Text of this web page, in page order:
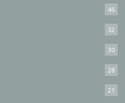
46
32
30
28
21